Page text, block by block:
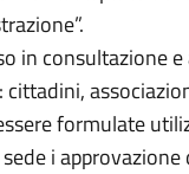
in consultazione
formulate
i